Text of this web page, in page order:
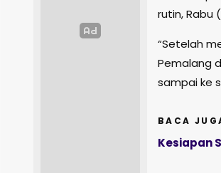
rutin, Rabu
“Setelah
Pemalang
sampai ke
BACA
Kesiapan